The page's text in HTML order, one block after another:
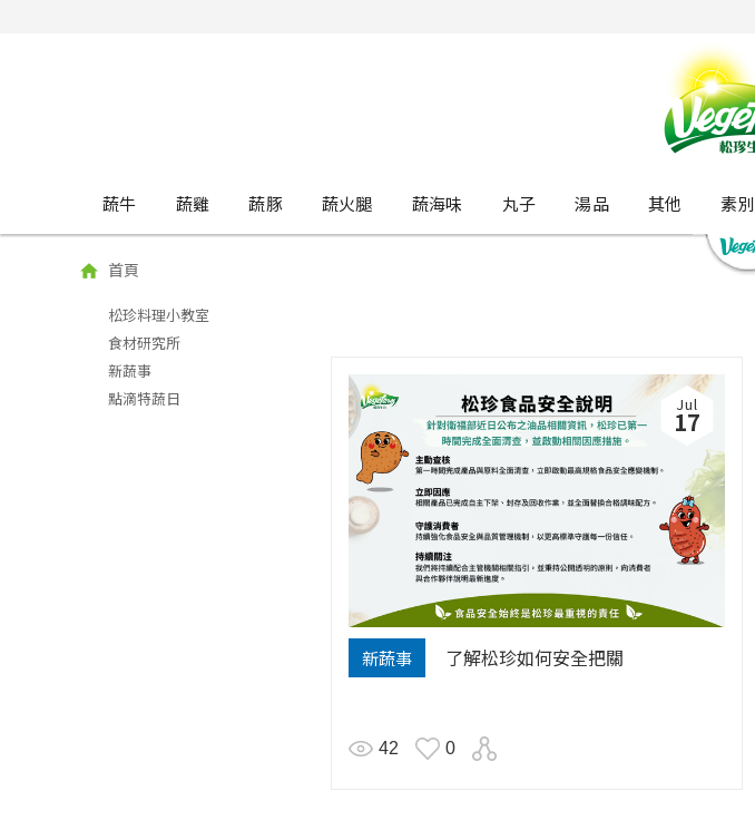
蔬牛 蔬雞 蔬豚 蔬火腿 蔬海味 丸子 湯品 其他 素別
首頁
松珍料理小教室
食材研究所
新蔬事
點滴特蔬日
Jul
17
新蔬事 了解松珍如何安全把關
42 0